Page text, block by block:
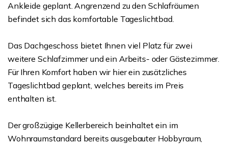
Ankleide geplant. Angrenzend zu den Schlafräumen
befindet sich das komfortable Tageslichtbad.
Das Dachgeschoss bietet Ihnen viel Platz für zwei
weitere Schlafzimmer und ein Arbeits- oder Gästezimmer.
Für Ihren Komfort haben wir hier ein zusätzliches
Tageslichtbad geplant, welches bereits im Preis
enthalten ist.
Der großzügige Kellerbereich beinhaltet ein im
Wohnraumstandard bereits ausgebauter Hobbyraum,